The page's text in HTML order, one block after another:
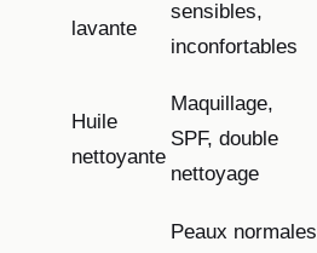
lavante
sensibles,
inconfortables
Huile
nettoyante
Maquillage,
SPF, double
nettoyage
Peaux normales